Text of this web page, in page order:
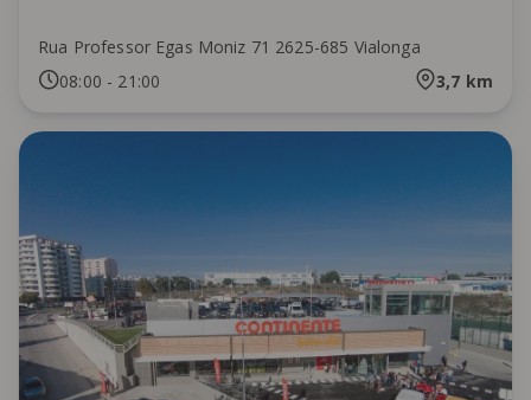
Rua Professor Egas Moniz 71 2625-685 Vialonga
08:00 - 21:00 3,7 km